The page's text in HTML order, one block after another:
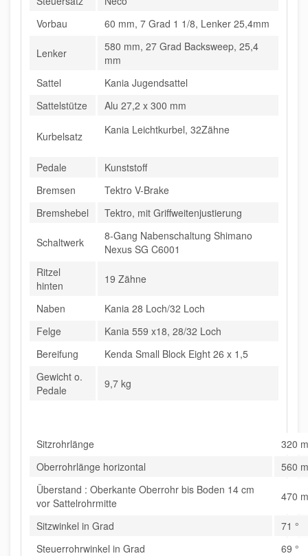
Vorbau
60 mm, 7 Grad 1 1/8, Lenker 25,4mm
Lenker
580 mm, 27 Grad Backsweep, 25,4
mm
Sattel
Kania Jugendsattel
Sattelstütze
Alu 27,2 x 300 mm
Kurbelsatz Kania Leichtkurbel, 32Zähne
Pedale
Kunststoff
Bremsen
Tektro V-Brake
Bremshebel
Tektro, mit Griffweitenjustierung
Schaltwerk
8-Gang Nabenschaltung Shimano
Nexus SG C6001
Ritzel
hinten
19 Zähne
Naben
Kania 28 Loch/32 Loch
Felge
Kania 559 x18, 28/32 Loch
Bereifung
Kenda Small Block Eight 26 x 1,5
Gewicht o.
Pedale
9,7 kg
Sitzrohrlänge
320
Oberrohrlänge horizontal
560
Überstand : Oberkante Oberrohr bis Boden 14 cm
vor Sattelrohrmitte
470
Sitzwinkel in Grad
71 °
Steuerrohrwinkel in Grad
69 °